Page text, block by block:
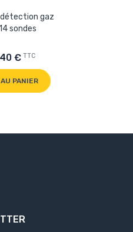
gaz
sondes
€ TTC
PANIER